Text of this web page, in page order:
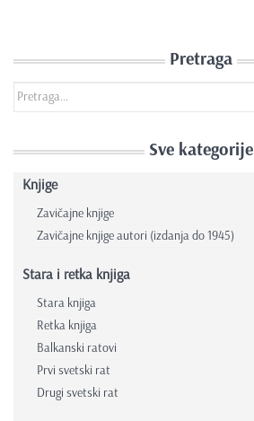
Pretraga
Search for:
Sve kategorije
Knjige
Zavičajne knjige
Zavičajne knjige autori (izdanja do 1945)
Stara i retka knjiga
Stara knjiga
Retka knjiga
Balkanski ratovi
Prvi svetski rat
Drugi svetski rat